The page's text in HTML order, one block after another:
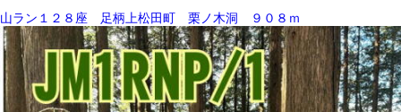
山ラン１２８座 足柄上松田町 栗ノ木洞 ９０８ｍ